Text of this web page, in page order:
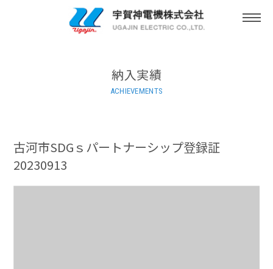
納入実績
ACHIEVEMENTS
古河市SDGｓパートナーシップ登録証
20230913